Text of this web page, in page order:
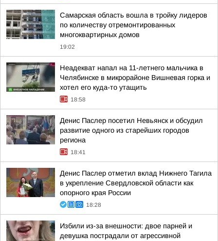
Самарская область вошла в тройку лидеров
по количеству отремонтированных
многоквартирных домов
19:02
Неадекват напал на 11-летнего мальчика в
Челябинске в микрорайоне Вишневая горка и
хотел его куда-то утащить
18:58
Денис Паслер посетил Невьянск и обсудил
развитие одного из старейших городов
региона
18:41
Денис Паслер отметил вклад Нижнего Тагила
в укрепление Свердловской области как
опорного края России
18:28
Избили из-за внешности: двое парней и
девушка пострадали от агрессивной